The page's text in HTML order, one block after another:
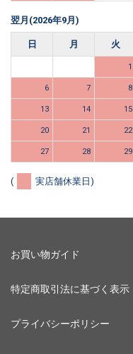
翌月(2026年9月)
日
月 火
1
6
7 8
13
14 15
20
21 22
27
28 29
( 実店舗休業日)
お買い物ガイド
特定商取引法に基づく表示
プライバシーポリシー